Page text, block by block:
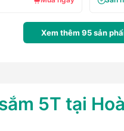
Xem thêm 95sản
5T tại